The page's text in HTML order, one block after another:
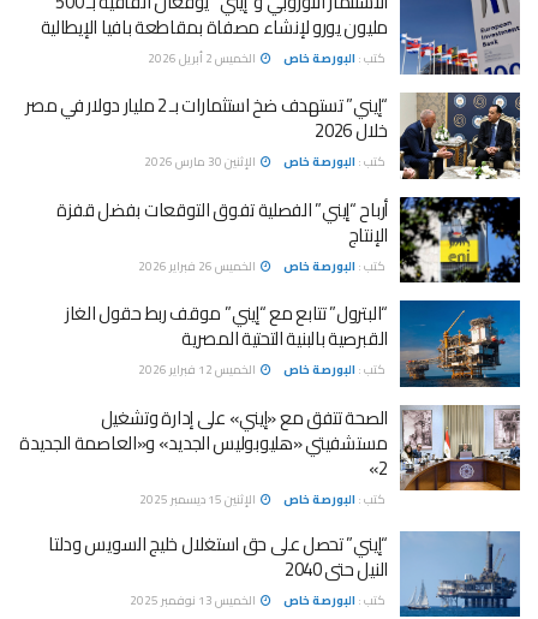
مليون يورو لإنشاء مصفاة بمقاطعة بافيا الإيطالية
كتب : البورصة خاص الخميس 2 أبريل 2026
“إيني” تستهدف ضخ استثمارات بـ 2 مليار دولار في مصر
خلال 2026
كتب : البورصة خاص الإثنين 30 مارس 2026
أرباح “إيني” الفصلية تفوق التوقعات بفضل قفزة
الإنتاج
كتب : البورصة خاص الخميس 26 فبراير 2026
“البترول” تتابع مع “إيني” موقف ربط حقول الغاز
القبرصية بالبنية التحتية المصرية
كتب : البورصة خاص الخميس 12 فبراير 2026
الصحة تتفق مع «إيني» على إدارة وتشغيل
مستشفيتي «هليوبوليس الجديد» و«العاصمة الجديدة
2»
كتب : البورصة خاص الإثنين 15 ديسمبر 2025
“إيني” تحصل على حق استغلال خليج السويس ودلتا
النيل حتى 2040
كتب : البورصة خاص الخميس 13 نوفمبر 2025